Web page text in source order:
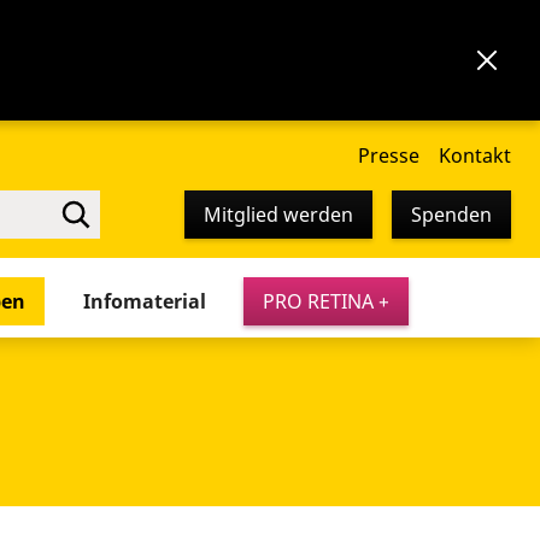
Presse Kontakt
Mitglied werden Spenden
Infomaterial PRO RETINA +